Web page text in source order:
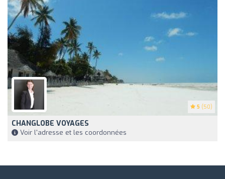
5 (50)
CHANGLOBE VOYAGES
Voir l'adresse et les coordonnées